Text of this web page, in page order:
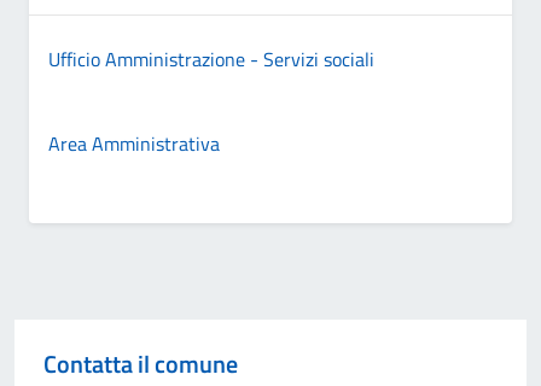
Ufficio Amministrazione - Servizi sociali
Area Amministrativa
Contatta il comune